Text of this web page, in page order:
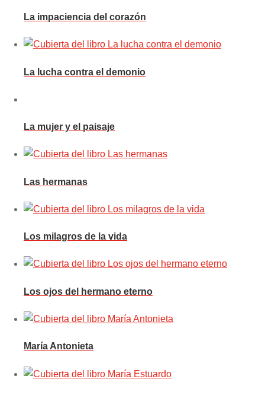
La impaciencia del corazón
La lucha contra el demonio
La mujer y el paisaje
Las hermanas
Los milagros de la vida
Los ojos del hermano eterno
María Antonieta